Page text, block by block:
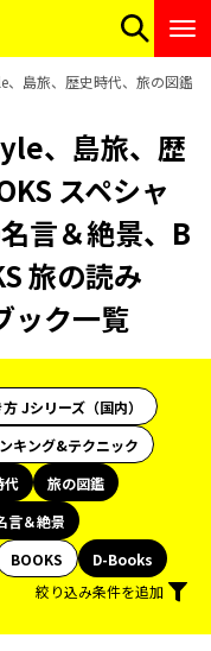
、島旅、歴史時代、旅の図鑑
、島旅、歴
スペシャ
言＆絶景、B
旅の読み
ック一覧
Jシリーズ（国内）
キング&テクニック
代
旅の図鑑
言＆絶景
BOOKS
D-Books
絞り込み条件を追加